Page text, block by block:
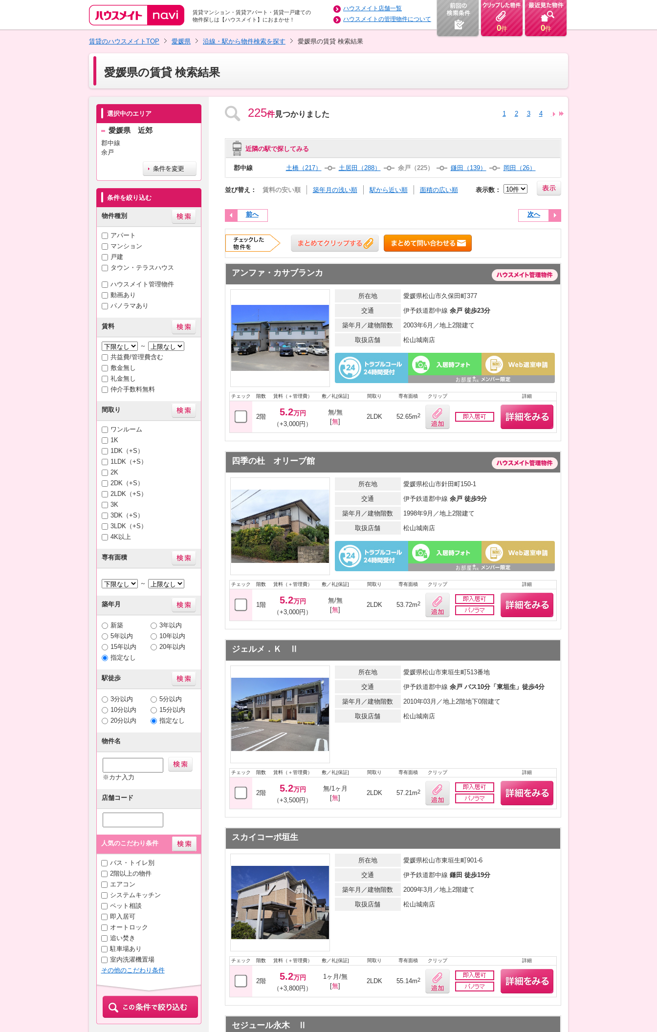
賃貸マンション・賃貸アパート・賃貸一戸建ての
物件探しは【ハウスメイト】におまかせ！
ハウスメイト店舗一覧
ハウスメイトの管理物件について
0件 0件
賃貸のハウスメイトTOP
愛媛県 沿線・駅から物件検索を探す 愛媛県の賃貸 検索結果
愛媛県の賃貸 検索結果
選択中のエリア
愛媛県 近郊
郡中線
余戸
条件を絞り込む
物件種別
アパート
マンション
戸建
タウン・テラスハウス
ハウスメイト管理物件
動画あり
パノラマあり
賃料
～
共益費/管理費含む
敷金無し
礼金無し
仲介手数料無料
間取り
ワンルーム
1K
1DK（+S）
1LDK（+S）
2K
2DK（+S）
2LDK（+S）
3K
3DK（+S）
3LDK（+S）
4K以上
専有面積
～
築年月
新築
3年以内
5年以内
10年以内
15年以内
20年以内
指定なし
駅徒歩
3分以内
5分以内
10分以内
15分以内
20分以内
指定なし
物件名
※カナ入力
店舗コード
人気のこだわり条件
バス・トイレ別
2階以上の物件
エアコン
システムキッチン
ペット相談
即入居可
オートロック
追い焚き
駐車場あり
室内洗濯機置場
その他のこだわり条件
225件見つかりました 1 2 3 4 5 6
近隣の駅で探してみる
郡中線 土橋（217） 土居田（288） 余戸（225） 鎌田（139） 岡田（26）
並び替え： 賃料の安い順 築年月の浅い順 駅から近い順 面積の広い順 表示数：
前へ 次へ
アンファ・カサブランカ
所在地
愛媛県松山市久保田町377
交通
伊予鉄道郡中線 余戸 徒歩23分
築年月／建物階数
2003年6月／地上2階建て
取扱店舗
松山城南店
チェック 階数 賃料（＋管理費） 敷／礼[保証] 間取り 専有面積 クリップ 詳細
2階 5.2万円
（+3,000円）
無/無
[無]
2LDK 52.65m2
四季の杜 オリーブ館
所在地
愛媛県松山市針田町150-1
交通
伊予鉄道郡中線 余戸 徒歩9分
築年月／建物階数
1998年9月／地上2階建て
取扱店舗
松山城南店
チェック 階数 賃料（＋管理費） 敷／礼[保証] 間取り 専有面積 クリップ 詳細
1階 5.2万円
（+3,000円）
無/無
[無]
2LDK 53.72m2
ジェルメ．Ｋ Ⅱ
所在地
愛媛県松山市東垣生町513番地
交通
伊予鉄道郡中線 余戸 バス10分「東垣生」徒歩4分
築年月／建物階数
2010年03月／地上2階地下0階建て
取扱店舗
松山城南店
チェック 階数 賃料（＋管理費） 敷／礼[保証] 間取り 専有面積 クリップ 詳細
2階 5.2万円
（+3,500円）
無/1ヶ月
[無]
2LDK 57.21m2
スカイコーポ垣生
所在地
愛媛県松山市東垣生町901-6
交通
伊予鉄道郡中線 鎌田 徒歩19分
築年月／建物階数
2009年3月／地上2階建て
取扱店舗
松山城南店
チェック 階数 賃料（＋管理費） 敷／礼[保証] 間取り 専有面積 クリップ 詳細
2階 5.2万円
（+3,800円）
1ヶ月/無
[無]
2LDK 55.14m2
セジュール永木 Ⅱ